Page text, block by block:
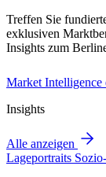
Treffen Sie
exklusiven
Insights zum
Market Intelligence
Insights
Alle anzeigen
Lageportraits